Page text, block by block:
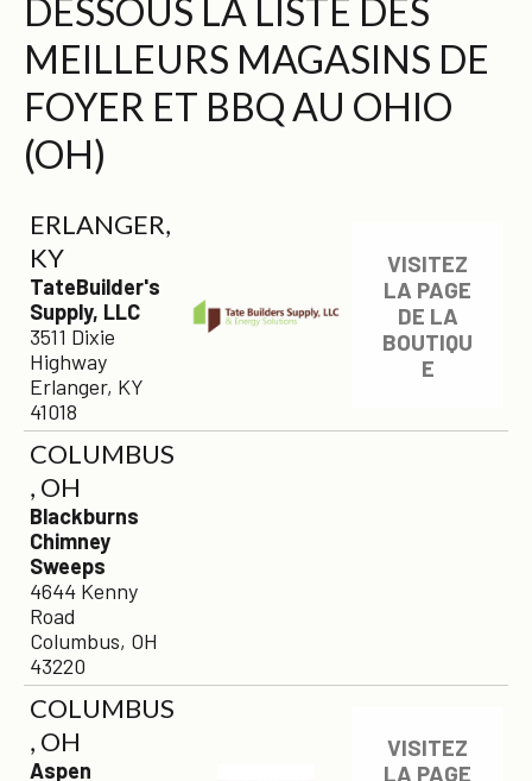
DESSOUS LA LISTE DES
MEILLEURS MAGASINS DE
FOYER ET BBQ AU OHIO
(OH)
ERLANGER,
KY
TateBuilder's
Supply, LLC
3511 Dixie
Highway
Erlanger, KY
41018
VISITEZ
LA PAGE
DE LA
BOUTIQU
E
COLUMBUS
, OH
Blackburns
Chimney
Sweeps
4644 Kenny
Road
Columbus, OH
43220
COLUMBUS
, OH
Aspen
VISITEZ
LA PAGE